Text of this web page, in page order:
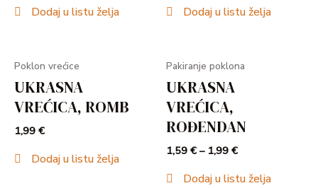
Dodaj u listu želja Dodaj u listu želja
Poklon vrećice
UKRASNA
VREĆICA, ROMB
1,99 €
Dodaj u listu želja
Pakiranje poklona
UKRASNA
VREĆICA,
ROĐENDAN
1,59 € – 1,99 €
Dodaj u listu želja